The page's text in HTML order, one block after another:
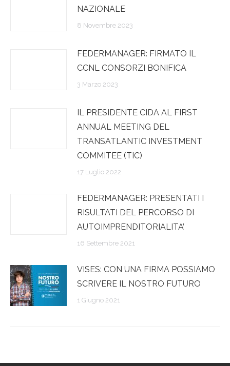
NAZIONALE
8 Novembre 2023
FEDERMANAGER: FIRMATO IL
CCNL CONSORZI BONIFICA
3 Marzo 2023
IL PRESIDENTE CIDA AL FIRST
ANNUAL MEETING DEL
TRANSATLANTIC INVESTMENT
COMMITEE (TIC)
17 Luglio 2022
FEDERMANAGER: PRESENTATI I
RISULTATI DEL PERCORSO DI
AUTOIMPRENDITORIALITA’
16 Settembre 2021
VISES: CON UNA FIRMA POSSIAMO
SCRIVERE IL NOSTRO FUTURO
1 Giugno 2021